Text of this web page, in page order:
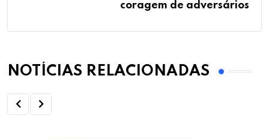
coragem de adversários
NOTÍCIAS RELACIONADAS